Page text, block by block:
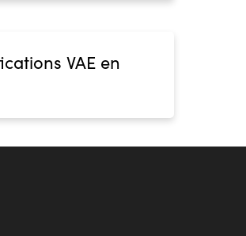
VAE en